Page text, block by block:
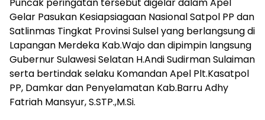
Gelar Pasukan Kesiapsiagaan Nasional Satpol PP dan
Satlinmas Tingkat Provinsi Sulsel yang berlangsung di
Lapangan Merdeka Kab.Wajo dan dipimpin langsung
Gubernur Sulawesi Selatan H.Andi Sudirman Sulaiman
serta bertindak selaku Komandan Apel Plt.Kasatpol
PP, Damkar dan Penyelamatan Kab.Barru Adhy
Fatriah Mansyur, S.STP.,M.Si.